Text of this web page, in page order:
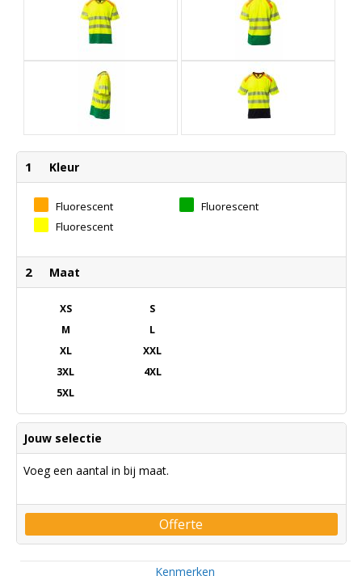
1 Kleur
Fluorescent
Orange/navy Blue
Fluorescent
Fluorescent
2 Maat
XS
S
M
L
XL
XXL
3XL
4XL
5XL
Jouw selectie
Voeg een aantal in bij maat.
Offerte
Kenmerken